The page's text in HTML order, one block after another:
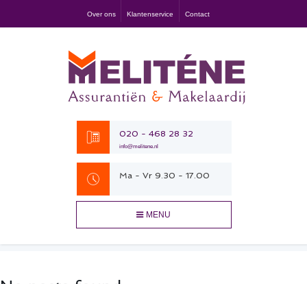
Over ons Klantenservice Contact
020 - 468 28 32
info@melitene.nl
Ma - Vr 9.30 - 17.00
MENU